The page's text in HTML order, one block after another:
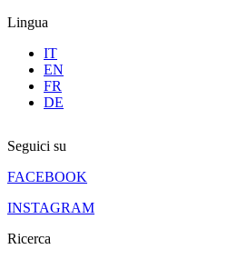
Lingua
IT
EN
FR
DE
Seguici su
FACEBOOK
INSTAGRAM
Ricerca